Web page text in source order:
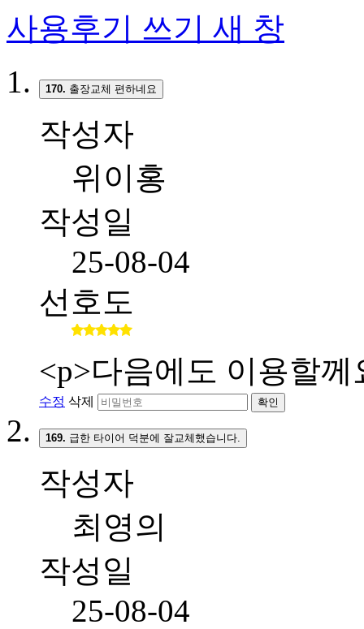
사용후기 쓰기 새 창
170. 출장교체 편하네요
작성자
위이홍
작성일
25-08-04
선호도
<p>다음에도 이용할께
수정 삭제 확인
169. 급한 타이어 덕분에 잘교체했습니다.
작성자
최영의
작성일
25-08-04